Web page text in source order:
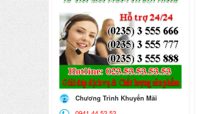
Chương Trình Khuyến Mãi